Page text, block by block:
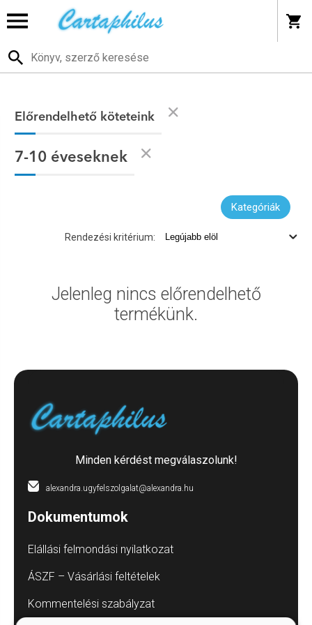
Előrendelhető köteteink
7-10 éveseknek
Kategóriák
Rendezési kritérium:
Jelenleg nincs előrendelhető
termékünk.
Minden kérdést megválaszolunk!
alexandra.ugyfelszolgalat@alexandra.hu
Dokumentumok
Elállási felmondási nyilatkozat
ÁSZF – Vásárlási feltételek
Kommentelési szabályzat